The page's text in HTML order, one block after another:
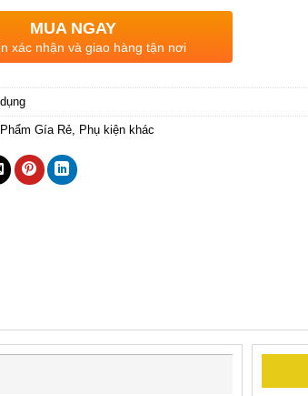
MUA NGAY
xác nhận và giao hàng tận nơi
Gía Rẻ, Phụ kiện khác